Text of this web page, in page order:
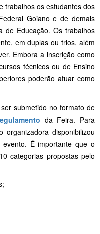
trabalhos os estudantes dos
Goiano e de demais
de Educação. Os trabalhos
em duplas ou trios, além
Embora a inscrição como
técnicos ou de Ensino
poderão atuar como
submetido no formato de
da Feira. Para
organizadora disponibilizou
É importante que o
categorias propostas pelo